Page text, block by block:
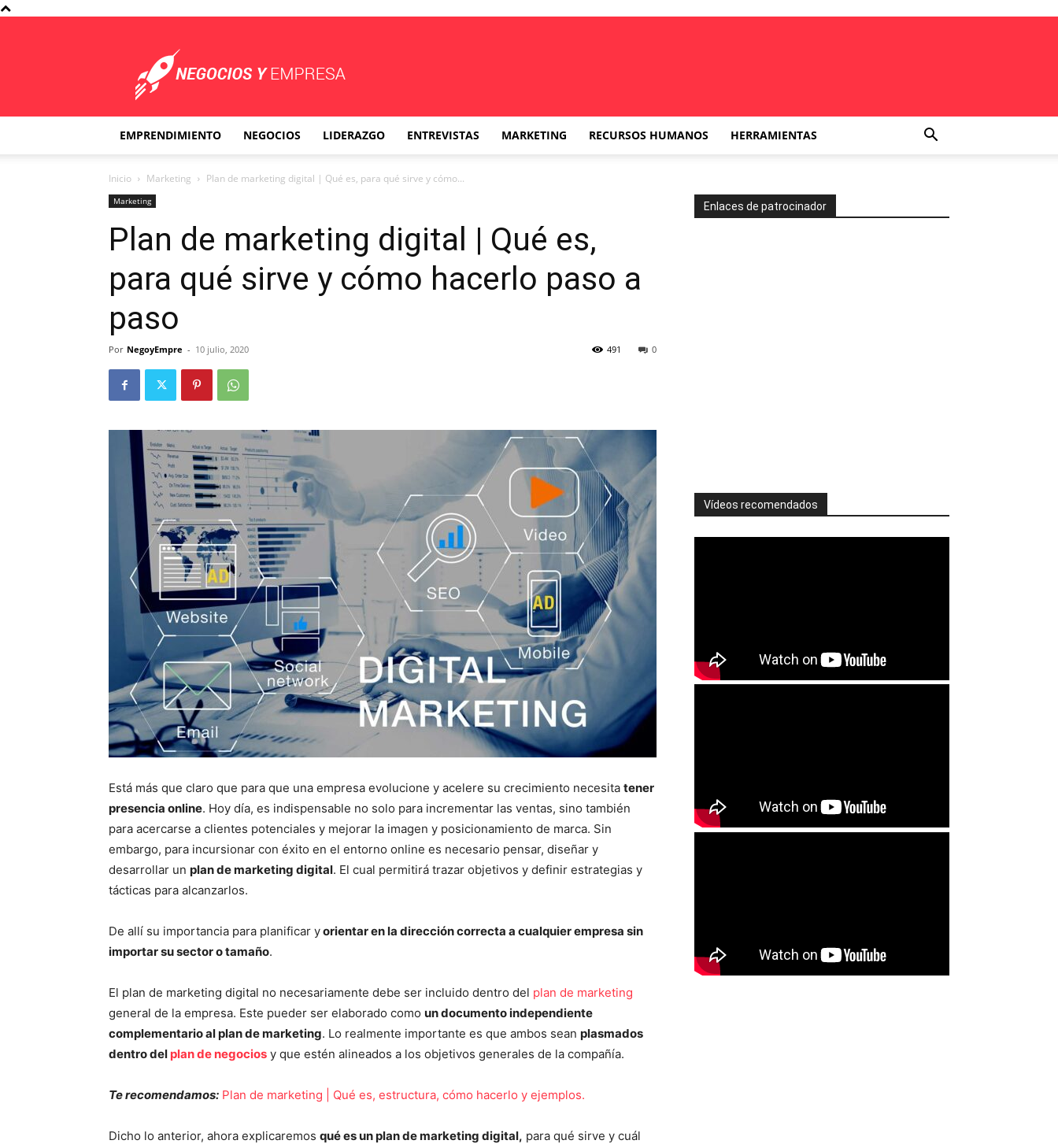
Empresa
EMPRENDIMIENTO NEGOCIOS LIDERAZGO ENTREVISTAS MARKETING RECURSOS HUMANOS HERRAMIENTAS
Inicio Marketing Plan de marketing digital | Qué es, para qué sirve y cómo...
Marketing
Plan de marketing digital | Qué es,
para qué sirve y cómo hacerlo paso a
paso
Por NegoyEmpre - 10 julio, 2020 0
491
Está más que claro que para que una empresa evolucione y acelere su crecimiento necesita tener
presencia online. Hoy día, es indispensable no solo para incrementar las ventas, sino también
para acercarse a clientes potenciales y mejorar la imagen y posicionamiento de marca. Sin
embargo, para incursionar con éxito en el entorno online es necesario pensar, diseñar y
desarrollar un plan de marketing digital. El cual permitirá trazar objetivos y definir estrategias y
tácticas para alcanzarlos.
De allí su importancia para planificar yorientar en la dirección correcta a cualquier empresa sin
importar su sector o tamaño.
El plan de marketing digital no necesariamente debe ser incluido dentro del plan de marketing
general de la empresa. Este pueder ser elaborado como un documento independiente
complementario al plan de marketing. Lo realmente importante es que ambos sean plasmados
dentro del plan de negocios y que estén alineados a los objetivos generales de la compañía.
Te recomendamos: Plan de marketing | Qué es, estructura, cómo hacerlo y ejemplos.
Dicho lo anterior, ahora explicaremos qué es un plan de marketing digital, para qué sirve y cuál
Enlaces de patrocinador
Vídeos recomendados